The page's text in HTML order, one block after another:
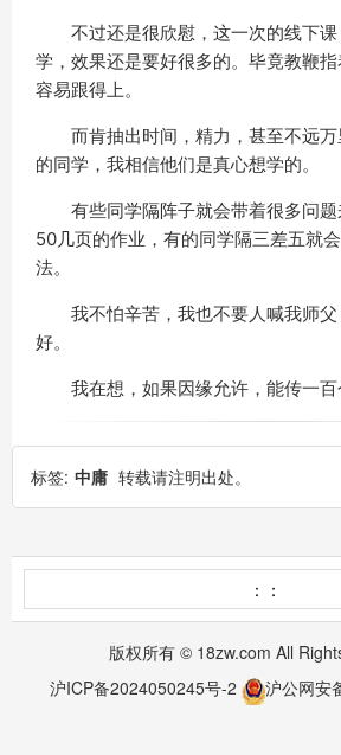
不过还是很欣慰，这一次的线下
学，效果还是要好很多的。毕竟教鞭
容易跟得上。
而肯抽出时间，精力，甚至不远
的同学，我相信他们是真心想学的。
有些同学隔阵子就会带着很多问
50几页的作业，有的同学隔三差五就
法。
我不怕辛苦，我也不要人喊我师
好。
我在想，如果因缘允许，能传一百
标签: 中庸 转载请注明出处。
：：
版权所有 © 18zw.com All
沪ICP备2024050245号-2
沪公网安